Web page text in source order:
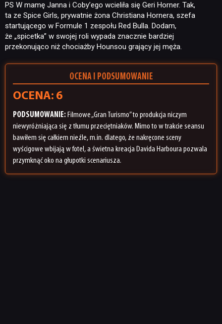
PS W mamę Janna i Coby’ego wcieliła się Geri Horner. Tak,
ta ze Spice Girls, prywatnie żona Christiana Hornera, szefa
startującego w Formule 1 zespołu Red Bulla. Dodam,
że „spicetka” w swojej roli wypada znacznie bardziej
przekonująco niż chociażby Hounsou grający jej męża.
OCENA I PODSUMOWANIE
OCENA: 6
PODSUMOWANIE:Filmowe „Gran Turismo” to produkcja niczym
niewyróżniająca się z tłumu przeciętniaków. Mimo to w trakcie seansu
bawiłem się całkiem nieźle, m.in. dlatego, że nakręcone sceny
wyścigowe wbijają w fotel, a świetna kreacja Davida Harboura pozwala
przymknąć oko na głupotki scenariusza.